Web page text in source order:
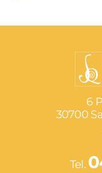
6
30700
Tel.